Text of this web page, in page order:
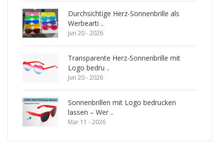
Durchsichtige Herz-Sonnenbrille als
Werbearti ..
Jun 20 - 2026
Transparente Herz-Sonnenbrille mit
Logo bedru ..
Jun 20 - 2026
Sonnenbrillen mit Logo bedrucken
lassen – Wer ..
Mar 11 - 2026